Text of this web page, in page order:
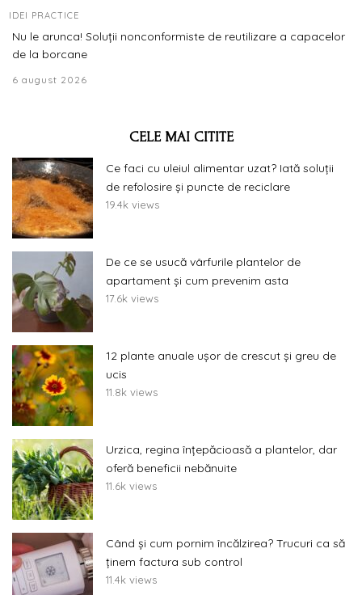
IDEI PRACTICE
Nu le arunca! Soluții nonconformiste de reutilizare a capacelor
de la borcane
6 august 2026
CELE MAI CITITE
Ce faci cu uleiul alimentar uzat? Iată soluții
de refolosire și puncte de reciclare
19.4k views
De ce se usucă vârfurile plantelor de
apartament și cum prevenim asta
17.6k views
12 plante anuale ușor de crescut și greu de
ucis
11.8k views
Urzica, regina înțepăcioasă a plantelor, dar
oferă beneficii nebănuite
11.6k views
Când și cum pornim încălzirea? Trucuri ca să
ținem factura sub control
11.4k views